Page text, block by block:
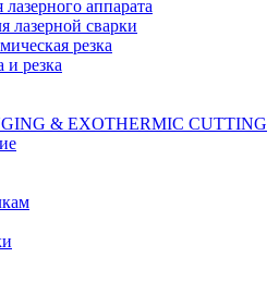
аппарата
лазерной сварки
резка
и резка
& EXOTHERMIC CUTTING